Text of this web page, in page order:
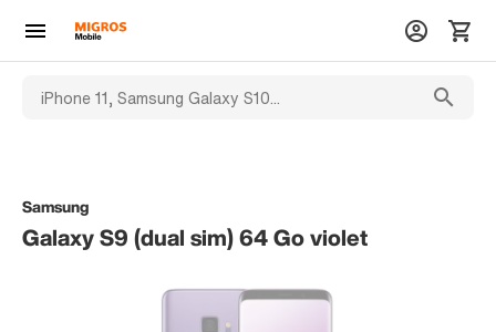
Samsung
Galaxy S9 (dual sim) 64 Go violet